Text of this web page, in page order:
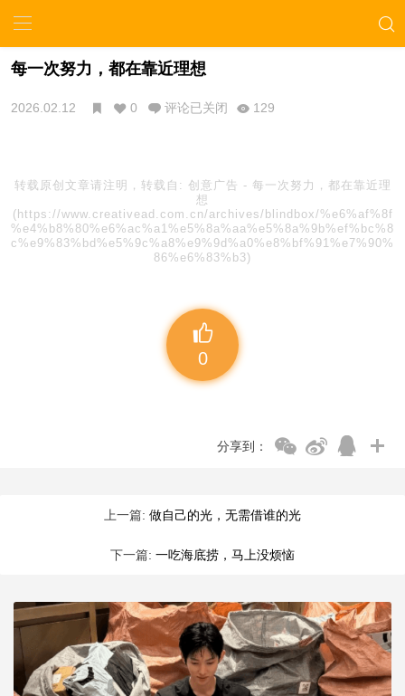
每一次努力，都在靠近理想
2026.02.12 0 评论已关闭 129
转载原创文章请注明，转载自: 创意广告 - 每一次努力，都在靠近理
想
(https://www.creativead.com.cn/archives/blindbox/%e6%af%8f
%e4%b8%80%e6%ac%a1%e5%8a%aa%e5%8a%9b%ef%bc%8
c%e9%83%bd%e5%9c%a8%e9%9d%a0%e8%bf%91%e7%90%
86%e6%83%b3)
0
分享到：
上一篇: 做自己的光，无需借谁的光
下一篇: 一吃海底捞，马上没烦恼